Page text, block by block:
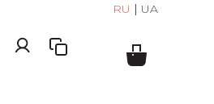
RU | UA